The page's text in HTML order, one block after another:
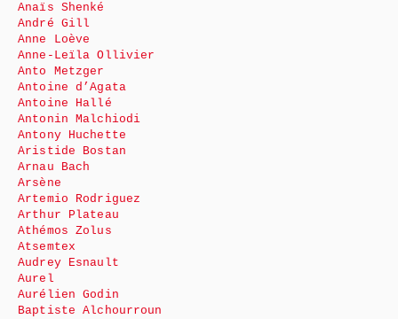
Anaïs Shenké
André Gill
Anne Loève
Anne-Leïla Ollivier
Anto Metzger
Antoine d’Agata
Antoine Hallé
Antonin Malchiodi
Antony Huchette
Aristide Bostan
Arnau Bach
Arsène
Artemio Rodriguez
Arthur Plateau
Athémos Zolus
Atsemtex
Audrey Esnault
Aurel
Aurélien Godin
Baptiste Alchourroun